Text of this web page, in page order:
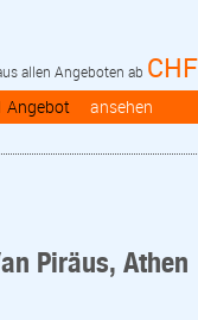
allen Angeboten ab
Angebot ansehen
Piräus, Athen